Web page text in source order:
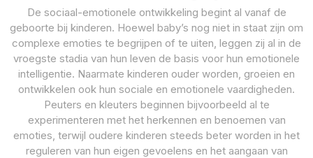
De sociaal-emotionele ontwikkeling begint al vanaf de
geboorte bij kinderen. Hoewel baby’s nog niet in staat zijn om
complexe emoties te begrijpen of te uiten, leggen zij al in de
vroegste stadia van hun leven de basis voor hun emotionele
intelligentie. Naarmate kinderen ouder worden, groeien en
ontwikkelen ook hun sociale en emotionele vaardigheden.
Peuters en kleuters beginnen bijvoorbeeld al te
experimenteren met het herkennen en benoemen van
emoties, terwijl oudere kinderen steeds beter worden in het
reguleren van hun eigen gevoelens en het aangaan van